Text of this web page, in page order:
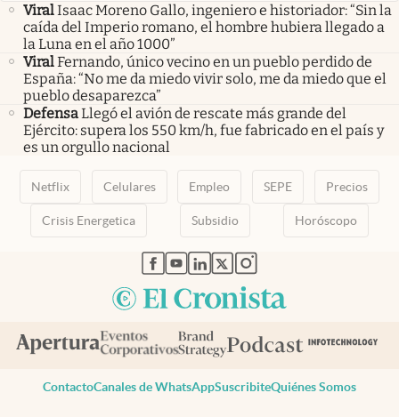
ViralIsaac Moreno Gallo, ingeniero e historiador: “Sin la
caída del Imperio romano, el hombre hubiera llegado a
la Luna en el año 1000”
ViralFernando, único vecino en un pueblo perdido de
España: “No me da miedo vivir solo, me da miedo que el
pueblo desaparezca”
DefensaLlegó el avión de rescate más grande del
Ejército: supera los 550 km/h, fue fabricado en el país y
es un orgullo nacional
Netflix Celulares Empleo SEPE Precios
Crisis Energetica Subsidio Horóscopo
abre en nueva pestaña
abre en nueva pestaña
abre en nueva pestaña
abre en nueva pestaña
abre en nueva pestaña
ContactoCanales de WhatsAppSuscribiteQuiénes Somos